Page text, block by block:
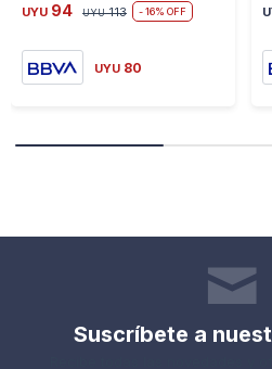
UYU 94 UYU 113 16
UYU 80
Suscríbete a